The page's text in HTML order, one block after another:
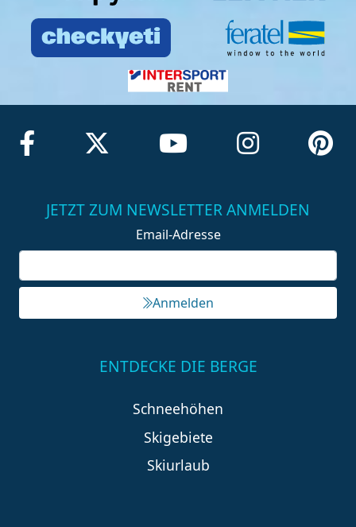
JETZT ZUM NEWSLETTER ANMELDEN
Email-Adresse
Anmelden
ENTDECKE DIE BERGE
Schneehöhen
Skigebiete
Skiurlaub